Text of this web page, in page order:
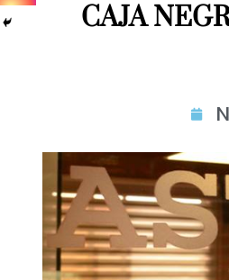
CAJA